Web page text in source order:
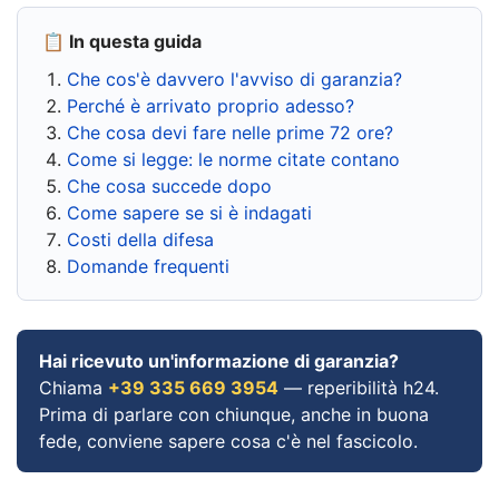
📋 In questa guida
Che cos'è davvero l'avviso di garanzia?
Perché è arrivato proprio adesso?
Che cosa devi fare nelle prime 72 ore?
Come si legge: le norme citate contano
Che cosa succede dopo
Come sapere se si è indagati
Costi della difesa
Domande frequenti
Hai ricevuto un'informazione di garanzia?
Chiama +39 335 669 3954 — reperibilità h24.
Prima di parlare con chiunque, anche in buona
fede, conviene sapere cosa c'è nel fascicolo.